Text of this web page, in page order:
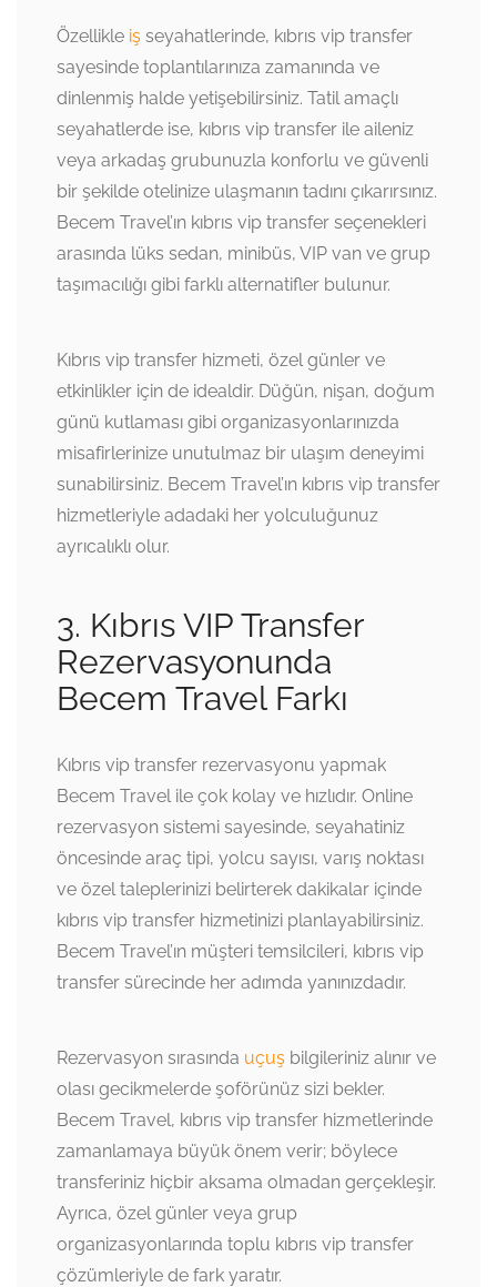
Özellikle iş seyahatlerinde, kıbrıs vip transfer
sayesinde toplantılarınıza zamanında ve
dinlenmiş halde yetişebilirsiniz. Tatil amaçlı
seyahatlerde ise, kıbrıs vip transfer ile aileniz
veya arkadaş grubunuzla konforlu ve güvenli
bir şekilde otelinize ulaşmanın tadını çıkarırsınız.
Becem Travel’ın kıbrıs vip transfer seçenekleri
arasında lüks sedan, minibüs, VIP van ve grup
taşımacılığı gibi farklı alternatifler bulunur.
Kıbrıs vip transfer hizmeti, özel günler ve
etkinlikler için de idealdir. Düğün, nişan, doğum
günü kutlaması gibi organizasyonlarınızda
misafirlerinize unutulmaz bir ulaşım deneyimi
sunabilirsiniz. Becem Travel’ın kıbrıs vip transfer
hizmetleriyle adadaki her yolculuğunuz
ayrıcalıklı olur.
3. Kıbrıs VIP Transfer
Rezervasyonunda
Becem Travel Farkı
Kıbrıs vip transfer rezervasyonu yapmak
Becem Travel ile çok kolay ve hızlıdır. Online
rezervasyon sistemi sayesinde, seyahatiniz
öncesinde araç tipi, yolcu sayısı, varış noktası
ve özel taleplerinizi belirterek dakikalar içinde
kıbrıs vip transfer hizmetinizi planlayabilirsiniz.
Becem Travel’ın müşteri temsilcileri, kıbrıs vip
transfer sürecinde her adımda yanınızdadır.
Rezervasyon sırasında uçuş bilgileriniz alınır ve
olası gecikmelerde şoförünüz sizi bekler.
Becem Travel, kıbrıs vip transfer hizmetlerinde
zamanlamaya büyük önem verir; böylece
transferiniz hiçbir aksama olmadan gerçekleşir.
Ayrıca, özel günler veya grup
organizasyonlarında toplu kıbrıs vip transfer
çözümleriyle de fark yaratır.